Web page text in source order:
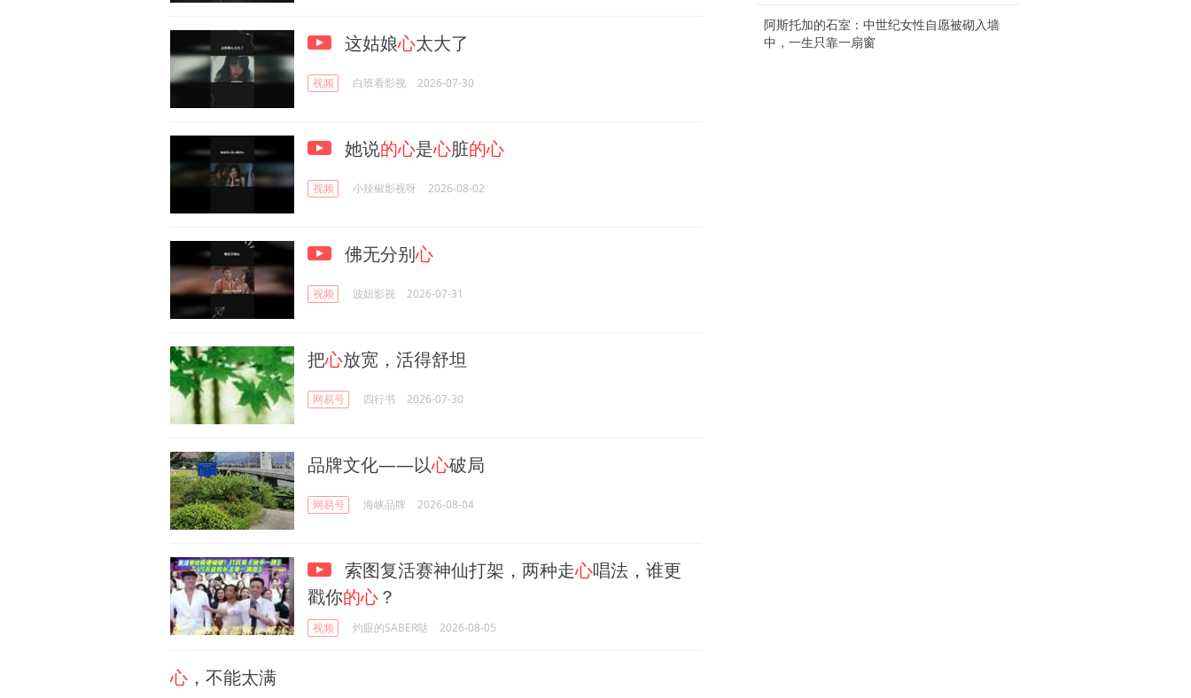
这姑娘心太大了
视频 白班看影视 2026-07-30
她说的心是心脏的心
视频 小辣椒影视呀 2026-08-02
佛无分别心
视频 波妞影视 2026-07-31
把心放宽，活得舒坦
网易号 四行书 2026-07-30
品牌文化——以心破局
网易号 海峡品牌 2026-08-04
索图复活赛神仙打架，两种走心唱法，谁更
戳你的心？
视频 灼眼的SABER哒 2026-08-05
心 ，不能太满
阿斯托加的石室：中世纪女性自愿被砌入墙
中，一生只靠一扇窗